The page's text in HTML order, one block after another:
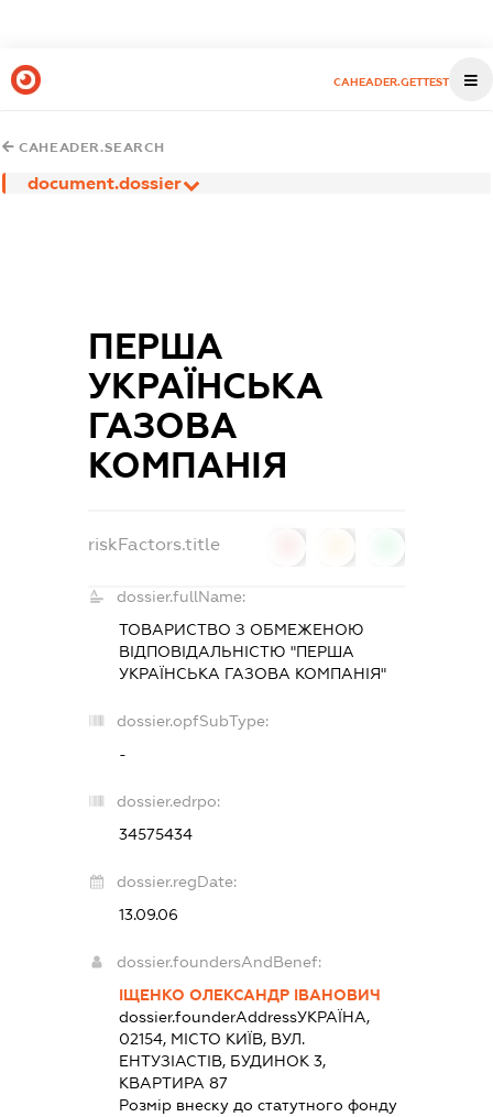
CAHEADER.GETTEST
CAHEADER.SEARCH
document.dossier
ПЕРША
УКРАЇНСЬКА
ГАЗОВА
КОМПАНІЯ
riskFactors.title
dossier.fullName:
ТОВАРИСТВО З ОБМЕЖЕНОЮ
ВІДПОВІДАЛЬНІСТЮ "ПЕРША
УКРАЇНСЬКА ГАЗОВА КОМПАНІЯ"
dossier.opfSubType:
-
dossier.edrpo:
34575434
dossier.regDate:
13.09.06
dossier.foundersAndBenef:
ІЩЕНКО ОЛЕКСАНДР ІВАНОВИЧ
dossier.founderAddressУКРАЇНА,
02154, МІСТО КИЇВ, ВУЛ.
ЕНТУЗІАСТІВ, БУДИНОК 3,
КВАРТИРА 87
Розмір внеску до статутного фонду